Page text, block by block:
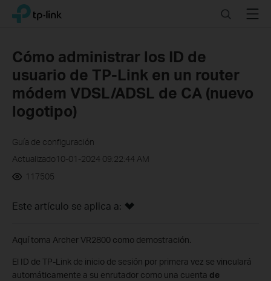
Click
navigation
TP-Link, Reliably Smart SearchMenu
Cómo administrar los ID de
usuario de TP-Link en un router
módem VDSL/ADSL de CA (nuevo
logotipo)
Guía de configuración
Actualizado10-01-2024 09:22:44 AM
117505
Este artículo se aplica a:
Aquí toma Archer VR2800 como demostración.
El ID de TP-Link de inicio de sesión por primera vez se vinculará
automáticamente a su enrutador como una cuenta de